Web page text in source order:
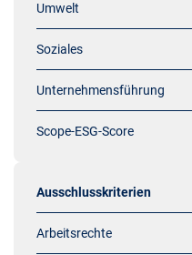
Umwelt
Soziales
Unternehmensführung
Scope-ESG-Score
Ausschlusskriterien
Arbeitsrechte